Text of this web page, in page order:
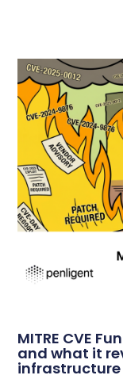
MITRE CVE
and what it
infrastructure